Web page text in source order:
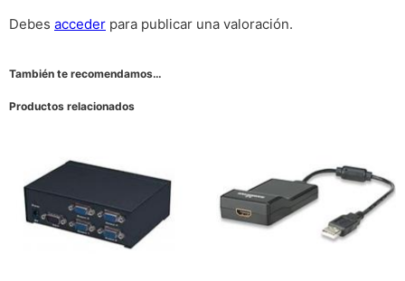
Debes acceder para publicar una valoración.
También te recomendamos…
Productos relacionados